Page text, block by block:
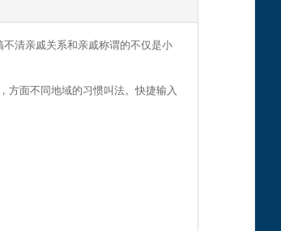
清亲戚关系和亲戚称谓的不仅是小
方面不同地域的习惯叫法。快捷输入